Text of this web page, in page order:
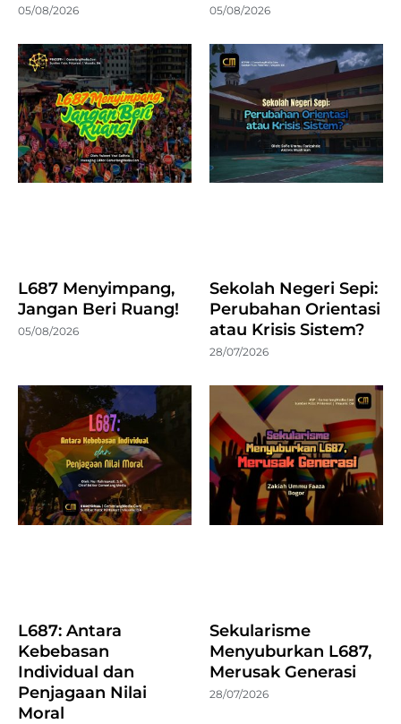
05/08/2026 05/08/2026
L687 Menyimpang,
Jangan Beri Ruang!
05/08/2026
Sekolah Negeri Sepi:
Perubahan Orientasi
atau Krisis Sistem?
28/07/2026
L687: Antara
Kebebasan
Individual dan
Penjagaan Nilai
Moral
Sekularisme
Menyuburkan L687,
Merusak Generasi
28/07/2026